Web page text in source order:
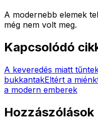
A modernebb elemek
még nem volt meg.
Kapcsolódó
A keveredés miatt
bukkantakEltért a
a modern emberek
Hozzászólások